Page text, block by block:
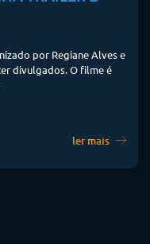
por Regiane Alves e
divulgados. O filme é
ler mais